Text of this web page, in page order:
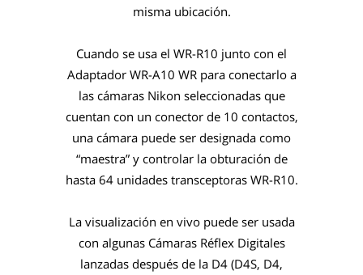
misma ubicación.
Cuando se usa el WR-R10 junto con el
Adaptador WR-A10 WR para conectarlo a
las cámaras Nikon seleccionadas que
cuentan con un conector de 10 contactos,
una cámara puede ser designada como
“maestra” y controlar la obturación de
hasta 64 unidades transceptoras WR-R10.
La visualización en vivo puede ser usada
con algunas Cámaras Réflex Digitales
lanzadas después de la D4 (D4S, D4,